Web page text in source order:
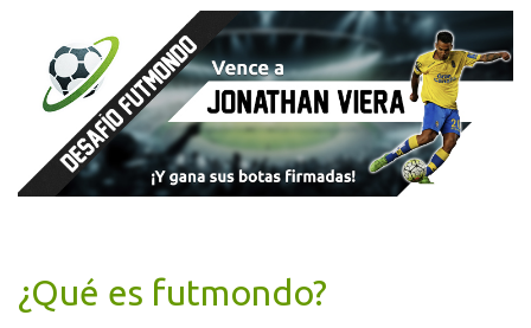
¿Qué es futmondo?